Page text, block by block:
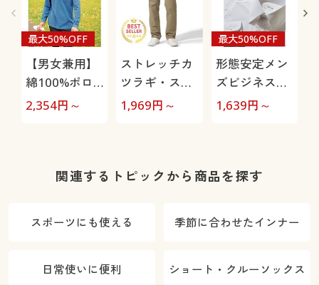
【男女兼用】
綿100%ポロ
シャツ(長袖)
最大50%OFF
2,354円～
ストレッチカ
ツラギ・スト
レートパンツ
1,969円～
形態安定メン
ズビジネス白
Yシャツ(長
最大50%OFF
1,639円～
関連するトピックから商品を探す
スポーツにも使える 季節に合わせたインナー
日常使いに便利 ショート・クルーソックス